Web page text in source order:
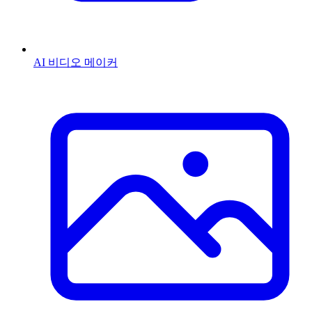
AI 비디오 메이커